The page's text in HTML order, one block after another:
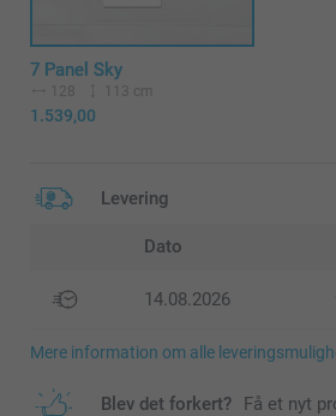
7 Panel Sky
128 113 cm
1.539,00
Levering
Dato
14.08.2026
Mere information om alle
Blev det forkert? Få et nyt